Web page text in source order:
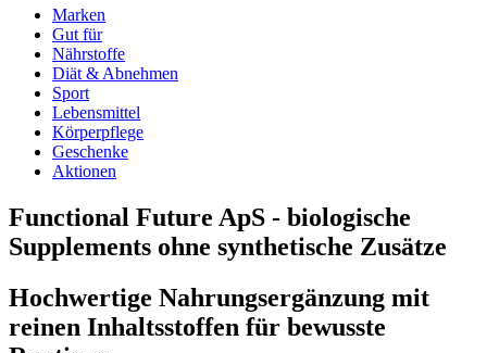
Marken
Gut für
Nährstoffe
Diät & Abnehmen
Sport
Lebensmittel
Körperpflege
Geschenke
Aktionen
Functional Future ApS - biologische
Supplements ohne synthetische Zusätze
Hochwertige Nahrungsergänzung mit
reinen Inhaltsstoffen für bewusste